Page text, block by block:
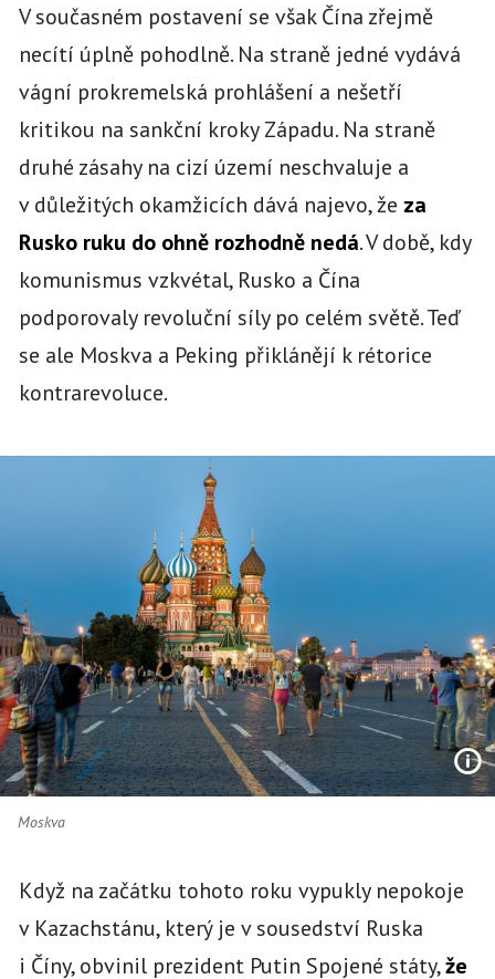
V současném postavení se však Čína zřejmě
necítí úplně pohodlně. Na straně jedné vydává
vágní prokremelská prohlášení a nešetří
kritikou na sankční kroky Západu. Na straně
druhé zásahy na cizí území neschvaluje a
v důležitých okamžicích dává najevo, že za
Rusko ruku do ohně rozhodně nedá. V době, kdy
komunismus vzkvétal, Rusko a Čína
podporovaly revoluční síly po celém světě. Teď
se ale Moskva a Peking přiklánějí k rétorice
kontrarevoluce.
Moskva
Když na začátku tohoto roku vypukly nepokoje
v Kazachstánu, který je v sousedství Ruska
i Číny, obvinil prezident Putin Spojené státy,že